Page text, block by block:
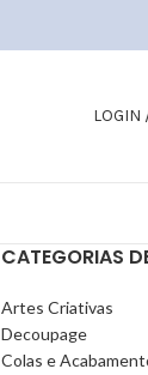
LOGIN
CATEGORIAS
Artes Criativas
Decoupage
Colas e